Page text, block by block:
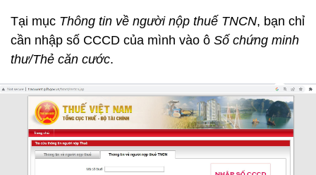
Tại mục Thông tin về người nộp thuế TNCN, bạn chỉ
cần nhập số CCCD của mình vào ô Số chứng minh
thư/Thẻ căn cước.